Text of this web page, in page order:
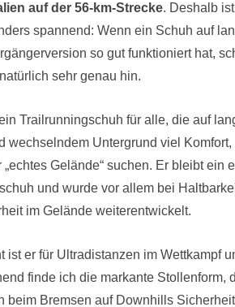
auf der 56-km-Strecke. Deshalb
spannend: Wenn ein Schuh auf
so gut funktioniert hat,
sehr genau hin.
Trailrunningschuh für alle, die auf
wechselndem Untergrund viel Komfort,
Gelände“ suchen. Er bleibt ein
und wurde vor allem bei
im Gelände weiterentwickelt.
ist er für Ultradistanzen im Wettkampf
finde ich die markante Stollenform,
beim Bremsen auf Downhills